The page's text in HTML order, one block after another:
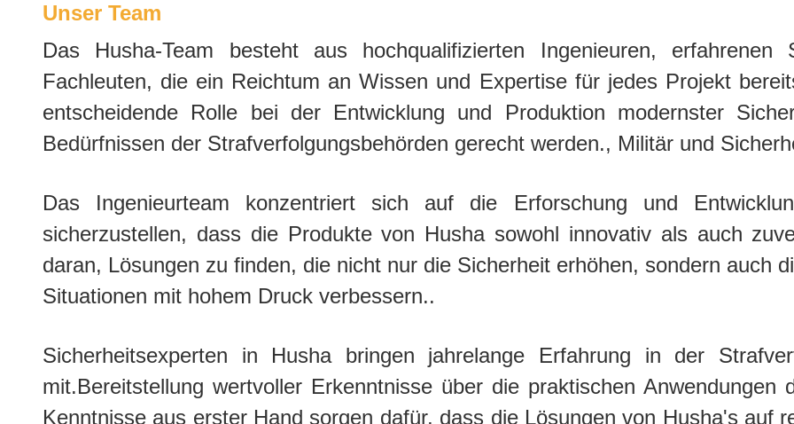
Unser Team
Das Husha-Team besteht aus hochqualifizierten Ingenieuren, erfahrenen
Fachleuten, die ein Reichtum an Wissen und Expertise für jedes Projekt
entscheidende Rolle bei der Entwicklung und Produktion modernster
Bedürfnissen der Strafverfolgungsbehörden gerecht werden., Militär und
Das Ingenieurteam konzentriert sich auf die Erforschung und
sicherzustellen, dass die Produkte von Husha sowohl innovativ als auch
daran, Lösungen zu finden, die nicht nur die Sicherheit erhöhen, sondern auch
Situationen mit hohem Druck verbessern..
Sicherheitsexperten in Husha bringen jahrelange Erfahrung in der
mit.Bereitstellung wertvoller Erkenntnisse über die praktischen
Kenntnisse aus erster Hand sorgen dafür, dass die Lösungen von Husha's auf